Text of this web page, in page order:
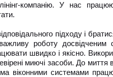
компанію. У нас
підходу і
роботу
швидко і якісно.
миючі засоби. До миття
віконними системами